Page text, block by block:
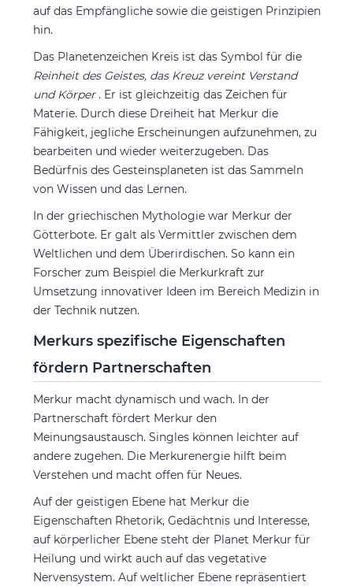
auf das Empfängliche sowie die geistigen Prinzipien
hin.
Das Planetenzeichen Kreis ist das Symbol für die
Reinheit des Geistes, das Kreuz vereint Verstand
und Körper. Er ist gleichzeitig das Zeichen für
Materie. Durch diese Dreiheit hat Merkur die
Fähigkeit, jegliche Erscheinungen aufzunehmen, zu
bearbeiten und wieder weiterzugeben. Das
Bedürfnis des Gesteinsplaneten ist das Sammeln
von Wissen und das Lernen.
In der griechischen Mythologie war Merkur der
Götterbote. Er galt als Vermittler zwischen dem
Weltlichen und dem Überirdischen. So kann ein
Forscher zum Beispiel die Merkurkraft zur
Umsetzung innovativer Ideen im Bereich Medizin in
der Technik nutzen.
Merkurs spezifische Eigenschaften
fördern Partnerschaften
Merkur macht dynamisch und wach. In der
Partnerschaft fördert Merkur den
Meinungsaustausch. Singles können leichter auf
andere zugehen. Die Merkurenergie hilft beim
Verstehen und macht offen für Neues.
Auf der geistigen Ebene hat Merkur die
Eigenschaften Rhetorik, Gedächtnis und Interesse,
auf körperlicher Ebene steht der Planet Merkur für
Heilung und wirkt auch auf das vegetative
Nervensystem. Auf weltlicher Ebene repräsentiert